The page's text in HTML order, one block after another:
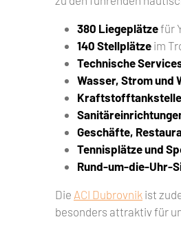
380 Liegeplätzefür
140 Stellplätze im
Technische
Wasser, Strom und
Kraftstofftankstelle
Geschäfte,
Tennisplätze und
Rund-um-die-Uhr-
Die ACI Dubrovnik ist
besonders attraktiv für